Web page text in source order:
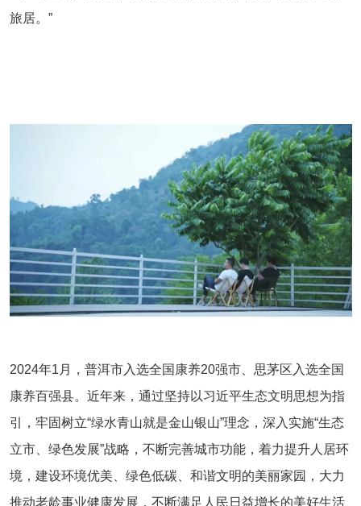
旅居。”
2024年1月，普洱市入选全国康养20强市、思茅区入选全国
康养百强县。近年来，通过坚持以习近平生态文明思想为指
引，牢固树立“绿水青山就是金山银山”理念，深入实施“生态
立市、绿色发展”战略，不断完善城市功能，着力提升人居环
境，建设环境优美、绿色低碳、和谐文明的美丽家园，大力
推动老龄事业健康发展，不断满足人民日益增长的美好生活